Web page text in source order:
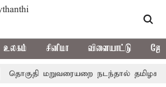
உலகம் சினிமா விளையாட்டு
மறுவரையறை நடந்தால் தமிழக